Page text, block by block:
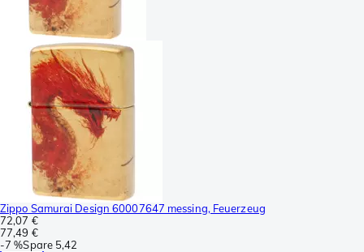
Zippo Samurai Design 60007647 messing, Feuerzeug
72,07 €
77,49 €
-7 %Spare 5,42